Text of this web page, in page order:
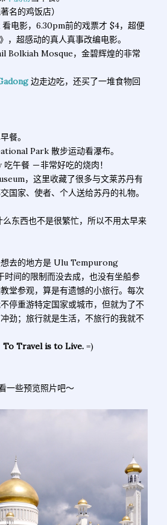
名的鸡饭店）
电影，6.30pm前的戏票才 $4，超便
超感动的真人真事改编电影。
Bolkiah Mosque，金碧辉煌的非常
边走边吃，还买了一堆食物回
餐。
Park 散步运动看瀑布。
午餐 －非常好吃的烧肉！
，这里收藏了很多与文莱苏丹有
国家、使者、个人送给苏丹的礼物。
东西也不是很繁忙，所以不用太早来
去的地方是 Ulu Tempurong
间的限制而没去成，也没有坐船参
堂参观，算是有遗憾的小旅行。每次
停重游特定国家或城市，但就为了不
劲；旅行就是生活，不旅行的我就不
To Travel is to Live. =)
一些预览照片吧～